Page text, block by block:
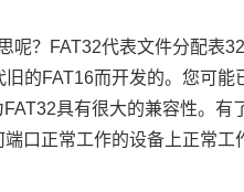
呢？FAT32代表文件分配表
的FAT16而开发的。您可能
具有很大的兼容性。有
口正常工作的设备上正常工